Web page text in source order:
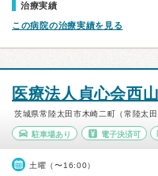
治療実績
この病院の治療実績を見る
医療法人貞心会西
茨城県常陸太田市木崎二町（常陸太田
駐車場あり 電子決済可
土曜（〜16:00）